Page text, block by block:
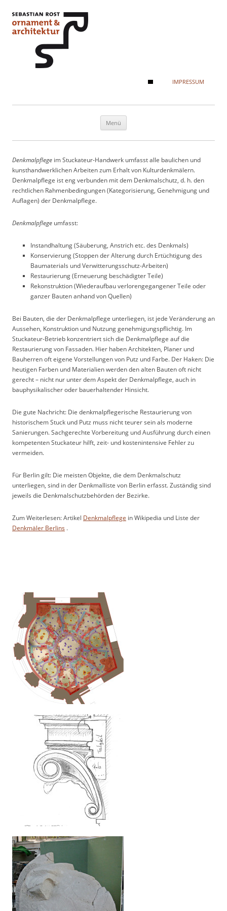
IMPRESSUM
Menü
Denkmalpflege im Stuckateur-Handwerk umfasst alle baulichen und
kunsthandwerklichen Arbeiten zum Erhalt von Kulturdenkmälern.
Denkmalpflege ist eng verbunden mit dem Denkmalschutz, d. h. den
rechtlichen Rahmenbedingungen (Kategorisierung, Genehmigung und
Auflagen) der Denkmalpflege.
Denkmalpflege umfasst:
Instandhaltung (Säuberung, Anstrich etc. des Denkmals)
Konservierung (Stoppen der Alterung durch Ertüchtigung des
Baumaterials und Verwitterungsschutz-Arbeiten)
Restaurierung (Erneuerung beschädigter Teile)
Rekonstruktion (Wiederaufbau verlorengegangener Teile oder
ganzer Bauten anhand von Quellen)
Bei Bauten, die der Denkmalpflege unterliegen, ist jede Veränderung an
Aussehen, Konstruktion und Nutzung genehmigungspflichtig. Im
Stuckateur-Betrieb konzentriert sich die Denkmalpflege auf die
Restaurierung von Fassaden. Hier haben Architekten, Planer und
Bauherren oft eigene Vorstellungen von Putz und Farbe. Der Haken: Die
heutigen Farben und Materialien werden den alten Bauten oft nicht
gerecht – nicht nur unter dem Aspekt der Denkmalpflege, auch in
bauphysikalischer oder bauerhaltender Hinsicht.
Die gute Nachricht: Die denkmalpflegerische Restaurierung von
historischem Stuck und Putz muss nicht teurer sein als moderne
Sanierungen. Sachgerechte Vorbereitung und Ausführung durch einen
kompetenten Stuckateur hilft, zeit- und kostenintensive Fehler zu
vermeiden.
Für Berlin gilt: Die meisten Objekte, die dem Denkmalschutz
unterliegen, sind in der Denkmalliste von Berlin erfasst. Zuständig sind
jeweils die Denkmalschutzbehörden der Bezirke.
Zum Weiterlesen: Artikel Denkmalpflege in Wikipedia und Liste der
Denkmäler Berlins .